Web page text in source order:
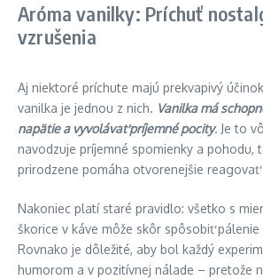
Aróma vanilky: Príchuť
vzrušenia
Aj niektoré príchute majú prekvapivý
vanilka je jednou z nich. Vanilka má
napätie a vyvolávať príjemné pocity. Je to
navodzuje príjemné spomienky a pohodu,
prirodzene pomáha otvorenejšie reagovať
Nakoniec platí staré pravidlo: všetko s
škorice v káve môže skôr spôsobiť pálenie
Rovnako je dôležité, aby bol každý
humorom a v pozitívnej nálade – pretože